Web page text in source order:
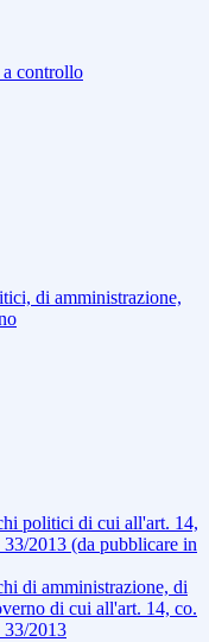
controllo
di amministrazione,
politici di cui all'art. 14,
2013 (da pubblicare in
di amministrazione, di
di cui all'art. 14, co.
33/2013